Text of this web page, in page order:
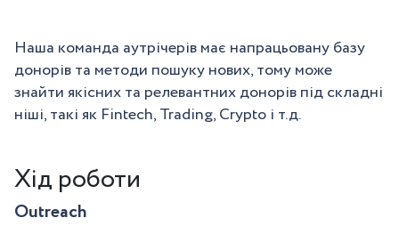
Наша команда аутрічерів має напрацьовану базу
донорів та методи пошуку нових, тому може
знайти якісних та релевантних донорів під складні
ніші, такі як Fintech, Trading, Crypto і т.д.
Хід роботи
Outreach